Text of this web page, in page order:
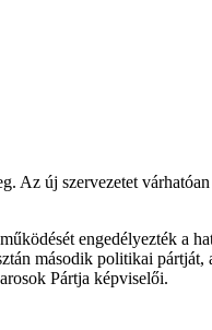
Az új szervezetet
engedélyezték a
második politikai
Pártja képviselői.